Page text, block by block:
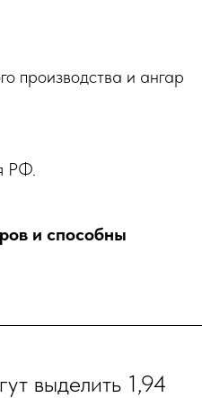
производства и ангар
РФ.
и способны
выделить 1,94